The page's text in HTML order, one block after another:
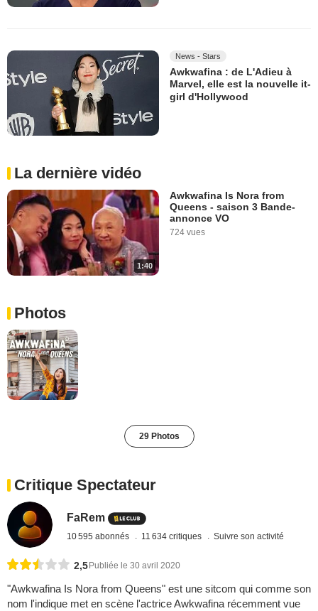
News - Stars
Awkwafina : de L'Adieu à
Marvel, elle est la nouvelle it-
girl d'Hollywood
La dernière vidéo
1:40
Awkwafina Is Nora from
Queens - saison 3 Bande-
annonce VO
724 vues
Photos
29 Photos
Critique Spectateur
FaRem
10 595 abonnés 11 634 critiques Suivre son activité
2,5Publiée le 30 avril 2020
"Awkwafina Is Nora from Queens" est une sitcom qui comme son
nom l'indique met en scène l'actrice Awkwafina récemment vue